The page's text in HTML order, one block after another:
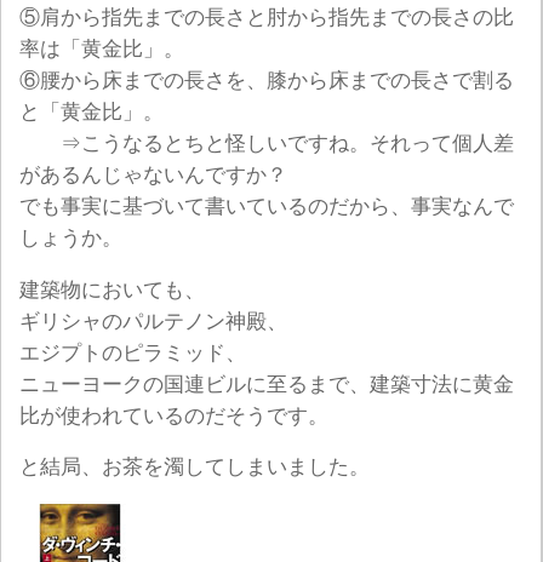
⑤肩から指先までの長さと肘から指先までの長さの比
率は「黄金比」。
⑥腰から床までの長さを、膝から床までの長さで割る
と「黄金比」。
⇒こうなるとちと怪しいですね。それって個人差
があるんじゃないんですか？
でも事実に基づいて書いているのだから、事実なんで
しょうか。
建築物においても、
ギリシャのパルテノン神殿、
エジプトのピラミッド、
ニューヨークの国連ビルに至るまで、建築寸法に黄金
比が使われているのだそうです。
と結局、お茶を濁してしまいました。